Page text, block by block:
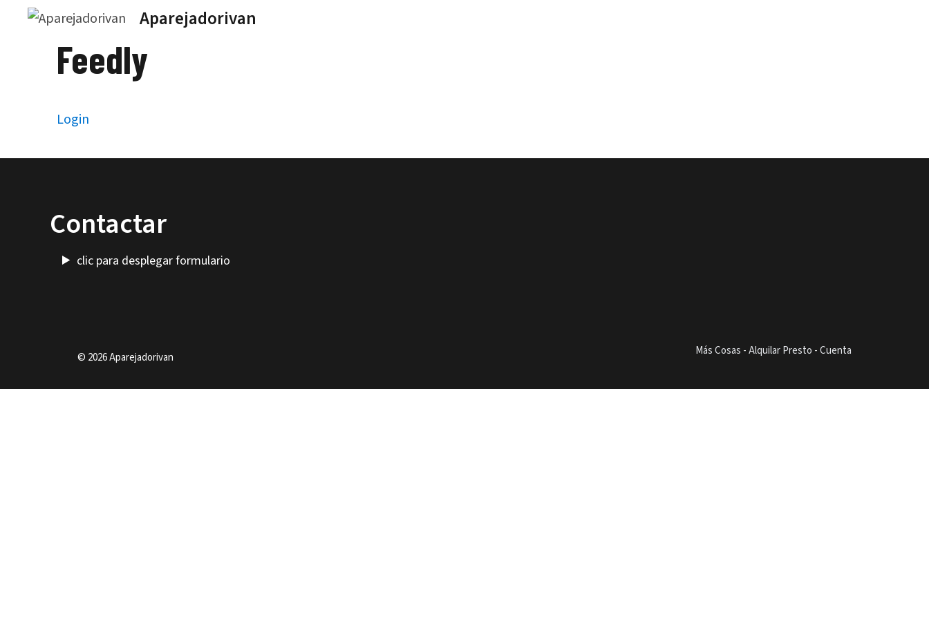
Saltar
Aparejadorivan
Feedly
Login
Contactar
clic para desplegar formulario
Más Cosas -Alquilar Presto -Cuenta
© 2026 Aparejadorivan